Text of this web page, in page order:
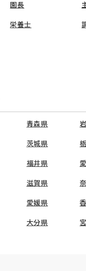
園長
栄養士
青森県
茨城県
福井県
滋賀県
愛媛県
大分県